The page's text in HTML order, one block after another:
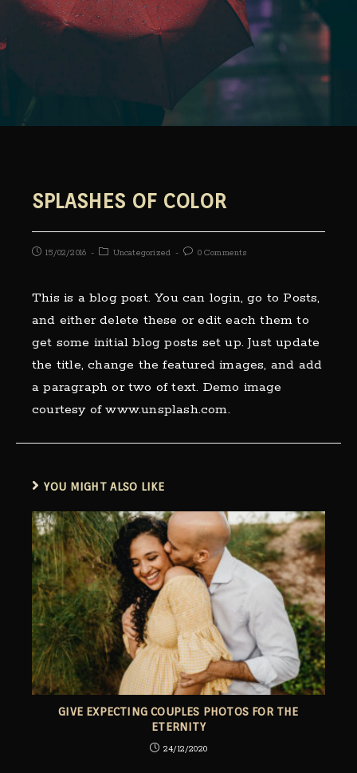
SPLASHES OF COLOR
15/02/2016 Uncategorized 0 Comments
This is a blog post. You can login, go to Posts,
and either delete these or edit each them to
get some initial blog posts set up. Just update
the title, change the featured images, and add
a paragraph or two of text. Demo image
courtesy of www.unsplash.com.
YOU MIGHT ALSO LIKE
GIVE EXPECTING COUPLES PHOTOS FOR THE
ETERNITY
24/12/2020